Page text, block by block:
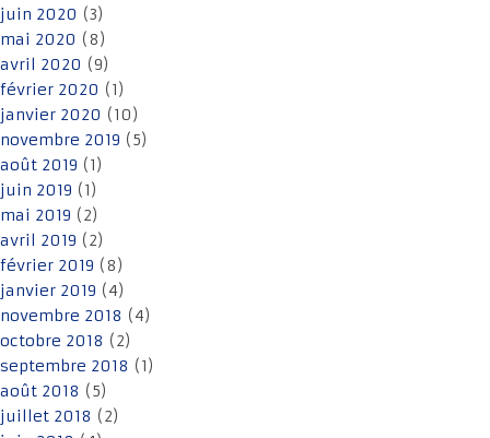
juin 2020 (3)
mai 2020 (8)
avril 2020 (9)
février 2020 (1)
janvier 2020 (10)
novembre 2019 (5)
août 2019 (1)
juin 2019 (1)
mai 2019 (2)
avril 2019 (2)
février 2019 (8)
janvier 2019 (4)
novembre 2018 (4)
octobre 2018 (2)
septembre 2018 (1)
août 2018 (5)
juillet 2018 (2)